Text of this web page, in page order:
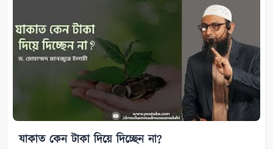
যাকাত কেন টাকা দিয়ে দিচ্ছেন না?